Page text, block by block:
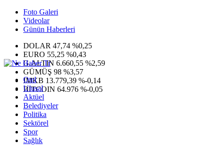
Foto Galeri
Videolar
Günün Haberleri
DOLAR 47,74 %0,25
EURO 55,25 %0,43
G.ALTIN 6.660,55 %2,59
GÜMÜŞ 98 %3,57
IMKB 13.779,39 %-0,14
BITCOIN 64.976 %-0,05
Otel
Ulusal
Aktüel
Belediyeler
Politika
Sektörel
Spor
Sağlık